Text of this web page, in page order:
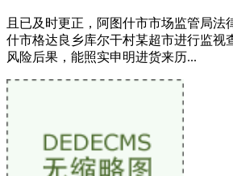
且已及时更正，阿图什市市场监管局法
什市格达良乡库尔干村某超市进行监视
风险后果，能照实申明进货来历...